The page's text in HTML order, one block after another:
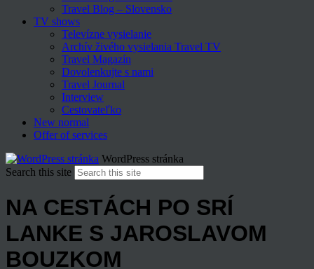
Travel Blog – Slovensko
TV shows
Televízne vysielanie
Archív živého vysielania Travel TV
Travel Magazín
Dovolenkujte s nami
Travel Journal
Interview
Cestovateľko
New normal
Offer of services
WordPress stránka
Search this site
NA CESTÁCH PO SRÍ
LANKE S JAROSLAVOM
BOUZKOM